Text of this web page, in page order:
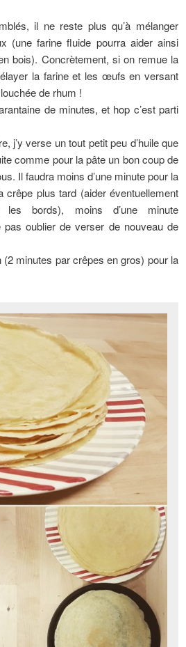
il ne reste plus qu’à mélanger
(une farine fluide pourra aider ainsi
bois). Concrètement, si on remue la
la farine et les œufs en versant
de rhum !
de minutes, et hop c’est parti
j’y verse un tout petit peu d’huile que
comme pour la pâte un bon coup de
Il faudra moins d’une minute pour la
plus tard (aider éventuellement
les bords), moins d’une minute
oublier de verser de nouveau de
minutes par crêpes en gros) pour la